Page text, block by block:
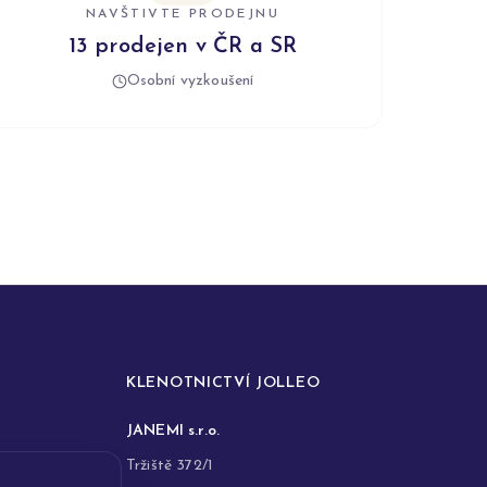
NAVŠTIVTE PRODEJNU
13 prodejen v ČR a SR
Osobní vyzkoušení
KLENOTNICTVÍ JOLLEO
JANEMI s.r.o.
Tržiště 372/1